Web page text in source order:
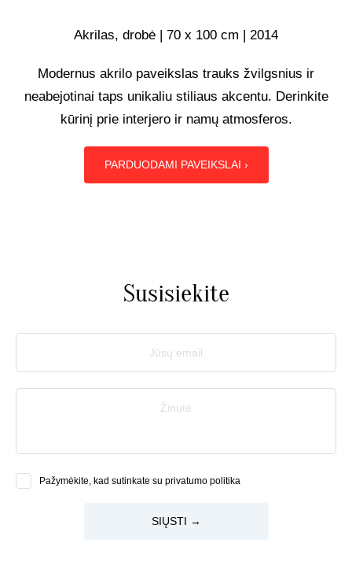
UŽSAKOMIEJI PROJEKTAI
TAPYBOS PAMOKOS
BIO
Akrilas, drobė | 70 x 100 cm | 2014
Modernus akrilo paveikslas trauks žvilgsnius ir
neabejotinai taps unikaliu stiliaus akcentu. Derinkite
kūrinį prie interjero ir namų atmosferos.
PARDUODAMI PAVEIKSLAI ›
Susisiekite
Jūsų email
Žinutė
Pažymėkite, kad sutinkate su privatumo politika
SIŲSTI →